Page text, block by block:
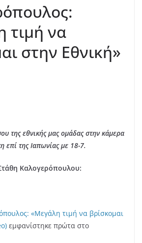
τιμή να
στην Εθνική»
της εθνικής μας ομάδας στην κάμερα
επί της Ιαπωνίας με 18-7.
Καλογερόπουλου:
«Μεγάλη τιμή να βρίσκομαι
εμφανίστηκε πρώτα στο